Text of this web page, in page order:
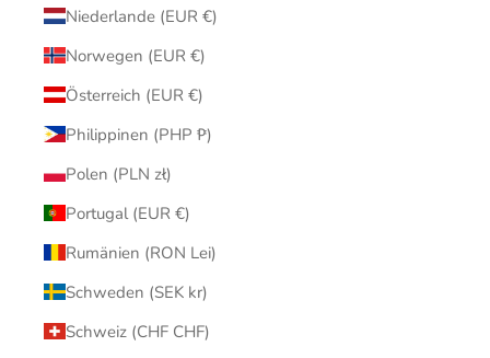
Niederlande (EUR €)
Norwegen (EUR €)
Österreich (EUR €)
Philippinen (PHP ₱)
Polen (PLN zł)
Portugal (EUR €)
Rumänien (RON Lei)
Schweden (SEK kr)
Schweiz (CHF CHF)